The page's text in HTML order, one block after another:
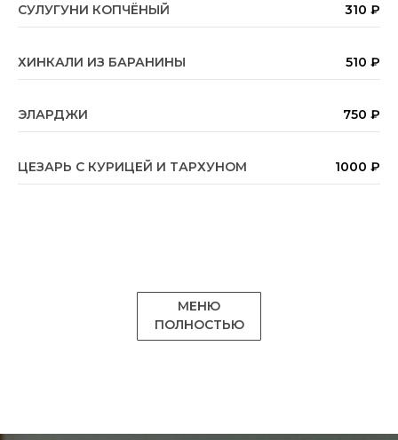
СУЛУГУНИ КОПЧЁНЫЙ 310 ₽
ХИНКАЛИ ИЗ БАРАНИНЫ 510 ₽
ЭЛАРДЖИ 750 ₽
ЦЕЗАРЬ С КУРИЦЕЙ И ТАРХУНОМ 1000 ₽
МЕНЮ
ПОЛНОСТЬЮ